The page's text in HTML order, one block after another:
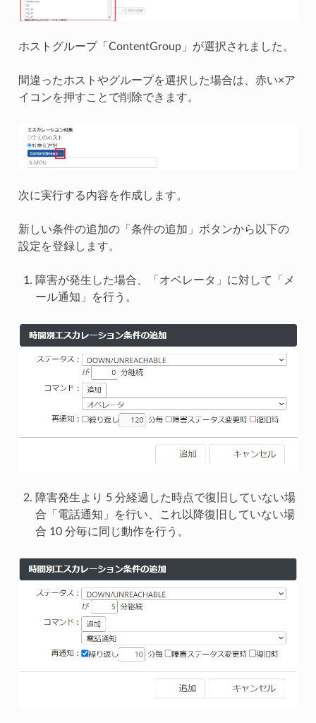
ホストグループ「ContentGroup」が選択されました。
間違ったホストやグループを選択した場合は、赤い×ア
イコンを押すことで削除できます。
次に実行する内容を作成します。
新しい条件の追加の「条件の追加」ボタンから以下の
設定を登録します。
障害が発生した場合、「オペレータ」に対して「メ
ール通知」を行う。
障害発生より 5 分経過した時点で復旧していない場
合「電話通知」を行い、これ以降復旧していない場
合 10 分毎に同じ動作を行う。